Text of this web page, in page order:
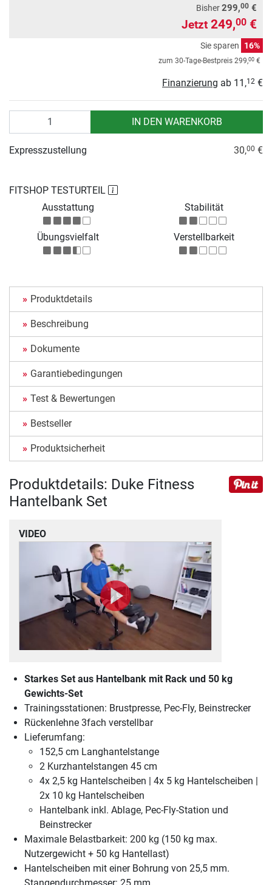
Bisher299,00 €
Jetzt 249,00 €
Sie sparen 16%
zum 30-Tage-Bestpreis 299,00 €
Finanzierung ab 11,12 €
IN DEN WARENKORB
FITSHOP TESTURTEIL
Ausstattung
Stabilität
Übungsvielfalt Verstellbarkeit
Expresszustellung 30,00 €
Produktdetails
Beschreibung
Dokumente
Garantiebedingungen
Test & Bewertungen
Bestseller
Produktsicherheit
Produktdetails: Duke Fitness
Hantelbank Set
VIDEO
Starkes Set aus Hantelbank mit Rack und 50 kg
Gewichts-Set
Trainingsstationen: Brustpresse, Pec-Fly, Beinstrecker
Rückenlehne 3fach verstellbar
Lieferumfang:
152,5 cm Langhantelstange
2 Kurzhantelstangen 45 cm
4x 2,5 kg Hantelscheiben | 4x 5 kg Hantelscheiben |
2x 10 kg Hantelscheiben
Hantelbank inkl. Ablage, Pec-Fly-Station und
Beinstrecker
Maximale Belastbarkeit: 200 kg (150 kg max.
Nutzergewicht + 50 kg Hantellast)
Hantelscheiben mit einer Bohrung von 25,5 mm.